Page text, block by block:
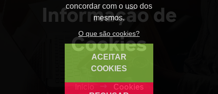
Informação de
Cookies
Início Cookies
concordar com o uso dos
mesmos.
O que são cookies?
ACEITAR
COOKIES